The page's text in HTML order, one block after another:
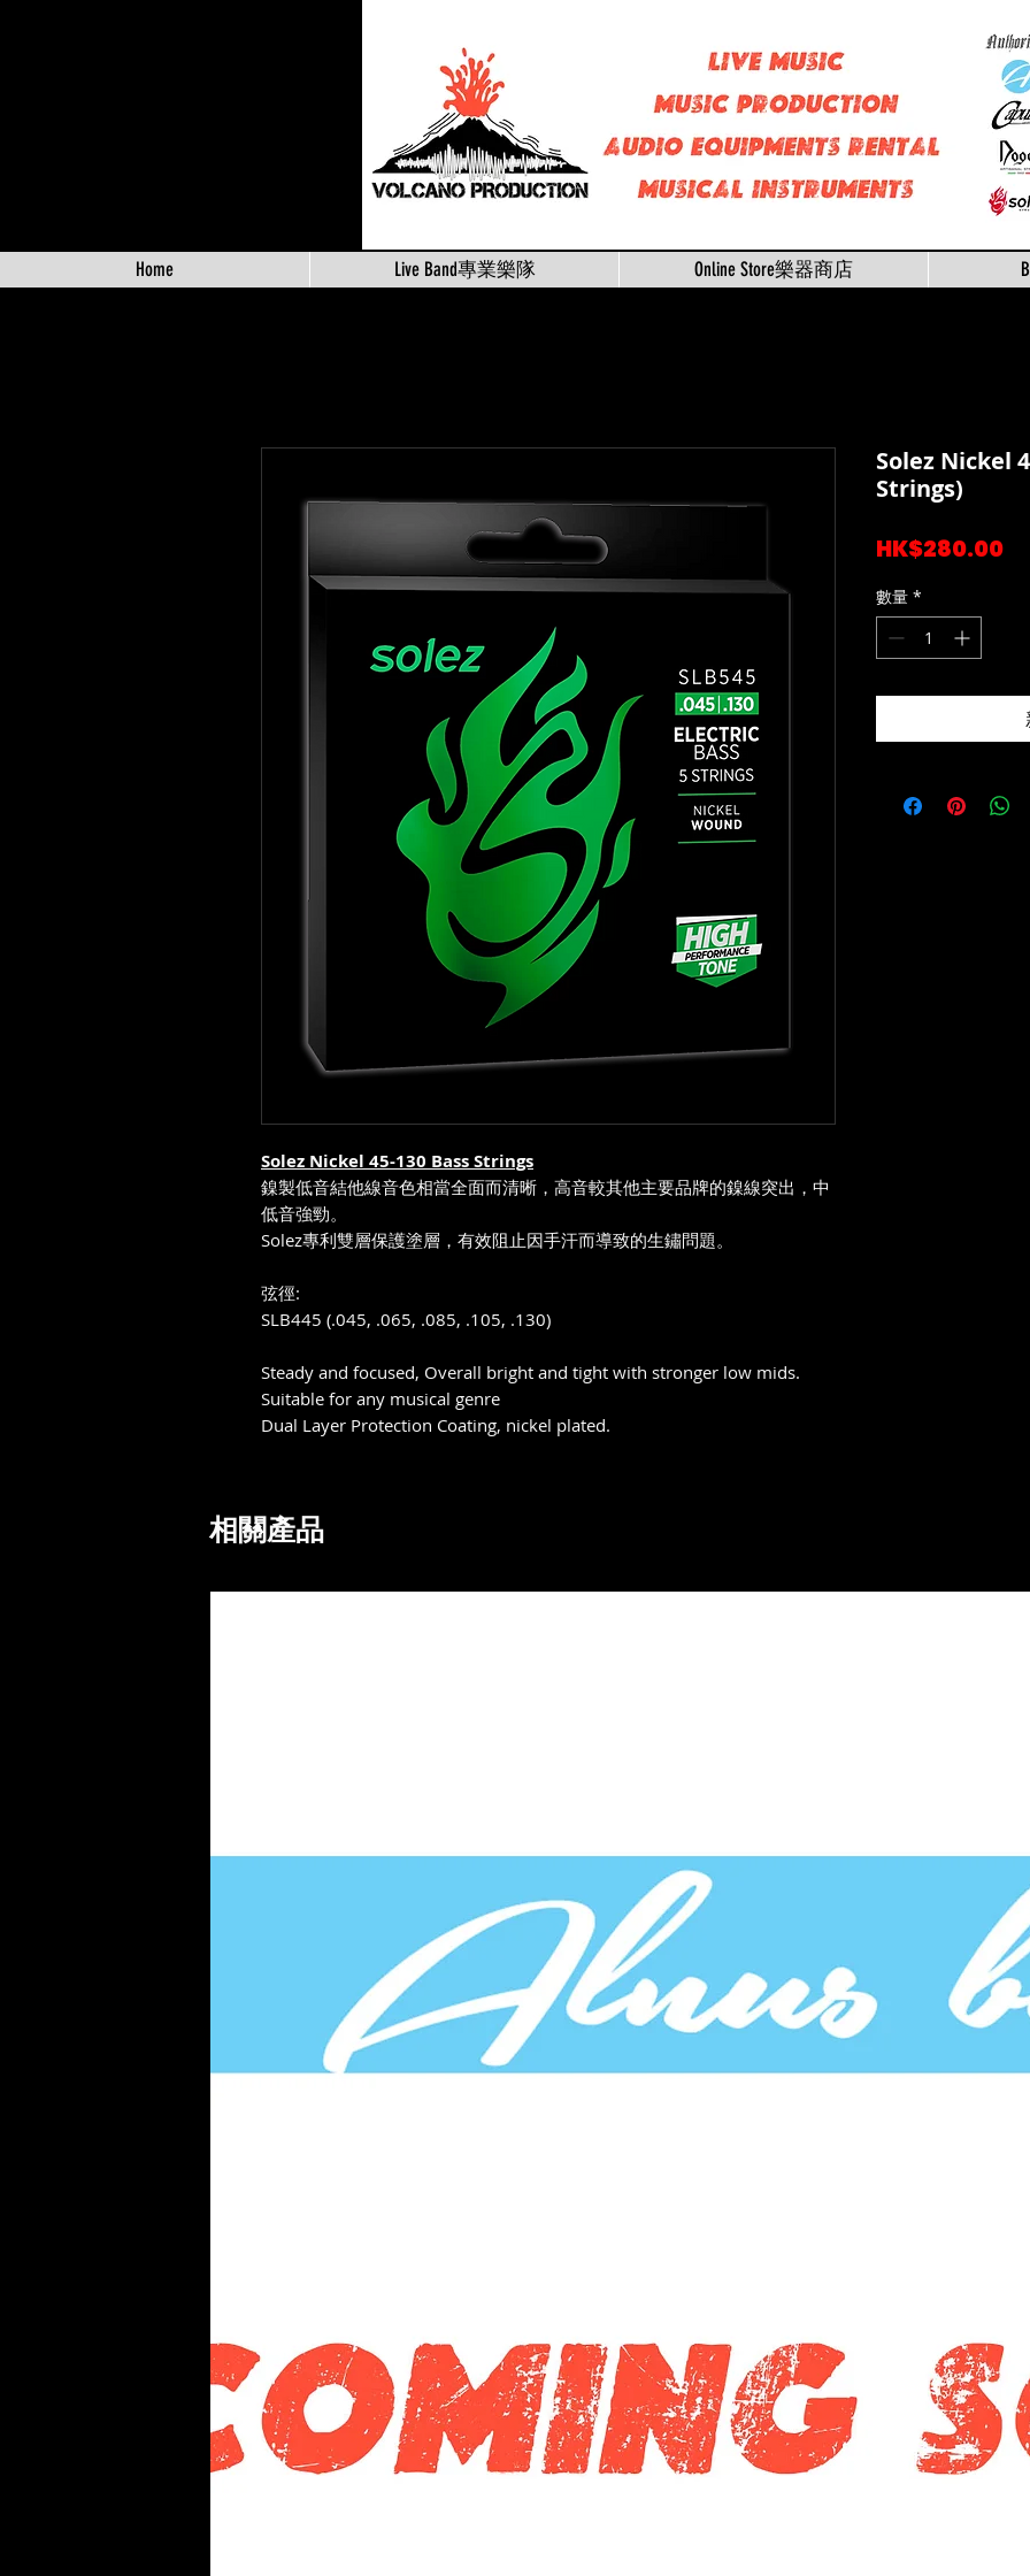
Home Live Band專業樂隊 Online Store樂器商店
Solez Nickel 45-130 Bass Strings
鎳製低音結他線音色相當全面而清晰，高音較其他主要品牌的鎳線突出，中
低音強勁。
Solez專利雙層保護塗層，有效阻止因手汗而導致的生鏽問題。
弦徑:
SLB445 (.045, .065, .085, .105, .130)
Steady and focused, Overall bright and tight with stronger low mids.
Suitable for any musical genre
Dual Layer Protection Coating, nickel plated.
Solez Nickel
Strings)
HK$280.00價
數量 *
相關產品